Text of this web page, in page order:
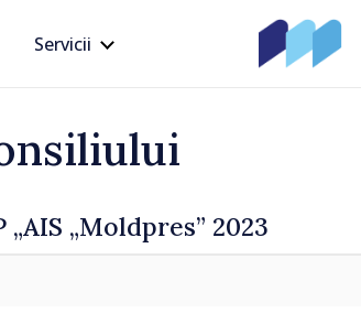
Servicii
„Moldpres” 2023
anunță un nou pachet
măsuri privind salariile mari